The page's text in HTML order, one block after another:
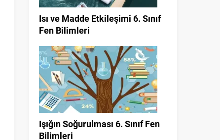
Isı ve Madde Etkileşimi 6. Sınıf
Fen Bilimleri
Işığın Soğurulması 6. Sınıf Fen
Bilimleri